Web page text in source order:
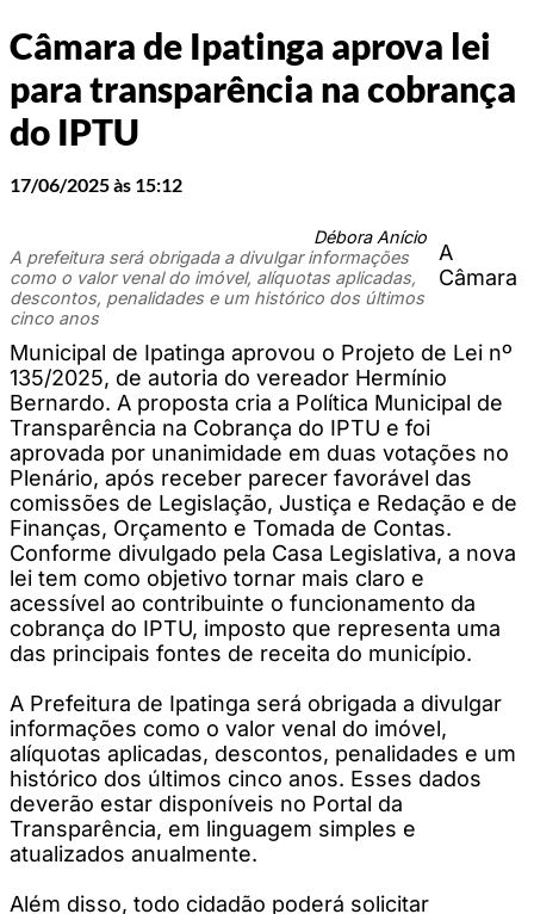
Câmara de Ipatinga aprova lei
para transparência na cobrança
do IPTU
17/06/2025 às 15:12
Débora Anício
A prefeitura será obrigada a divulgar informações
como o valor venal do imóvel, alíquotas aplicadas,
descontos, penalidades e um histórico dos últimos
cinco anos
A
Câmara
Municipal de Ipatinga aprovou o Projeto de Lei nº
135/2025, de autoria do vereador Hermínio
Bernardo. A proposta cria a Política Municipal de
Transparência na Cobrança do IPTU e foi
aprovada por unanimidade em duas votações no
Plenário, após receber parecer favorável das
comissões de Legislação, Justiça e Redação e de
Finanças, Orçamento e Tomada de Contas.
Conforme divulgado pela Casa Legislativa, a nova
lei tem como objetivo tornar mais claro e
acessível ao contribuinte o funcionamento da
cobrança do IPTU, imposto que representa uma
das principais fontes de receita do município.
A Prefeitura de Ipatinga será obrigada a divulgar
informações como o valor venal do imóvel,
alíquotas aplicadas, descontos, penalidades e um
histórico dos últimos cinco anos. Esses dados
deverão estar disponíveis no Portal da
Transparência, em linguagem simples e
atualizados anualmente.
Além disso, todo cidadão poderá solicitar